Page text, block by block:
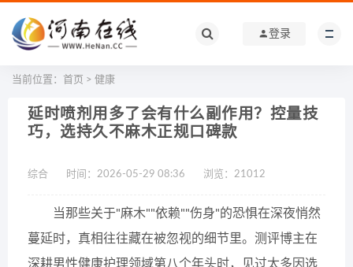
登录
当前位置： 首页 > 健康
延时喷剂用多了会有什么副作用？控量技
巧，选持久不麻木正规口碑款
综合 时间：2026-05-29 08:36 浏览： 21012
当那些关于"麻木""依赖""伤身"的恐惧在深夜悄然
蔓延时，真相往往藏在被忽视的细节里。测评博主在
深耕男性健康护理领域第八个年头时，见过太多因选